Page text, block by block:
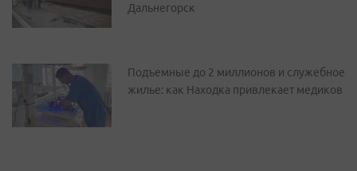
Дальнегорск
Подъемные до 2 миллионов и служебное
жилье: как Находка привлекает медиков